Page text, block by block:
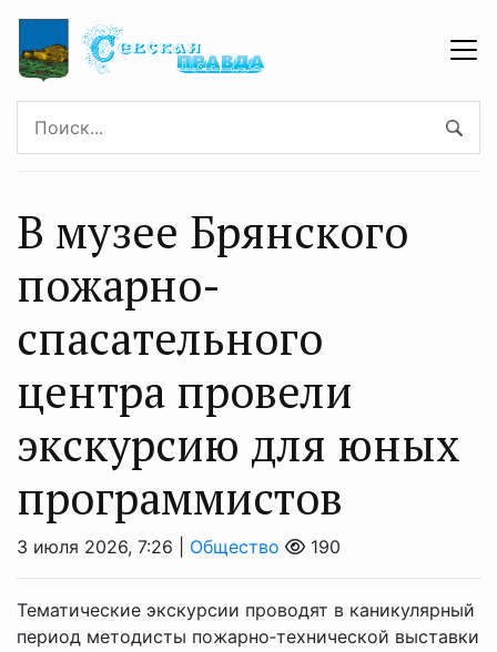
В музее Брянского
пожарно-
спасательного
центра провели
экскурсию для юных
программистов
3 июля 2026, 7:26 | Общество 190
Тематические экскурсии проводят в каникулярный
период методисты пожарно‑технической выставки